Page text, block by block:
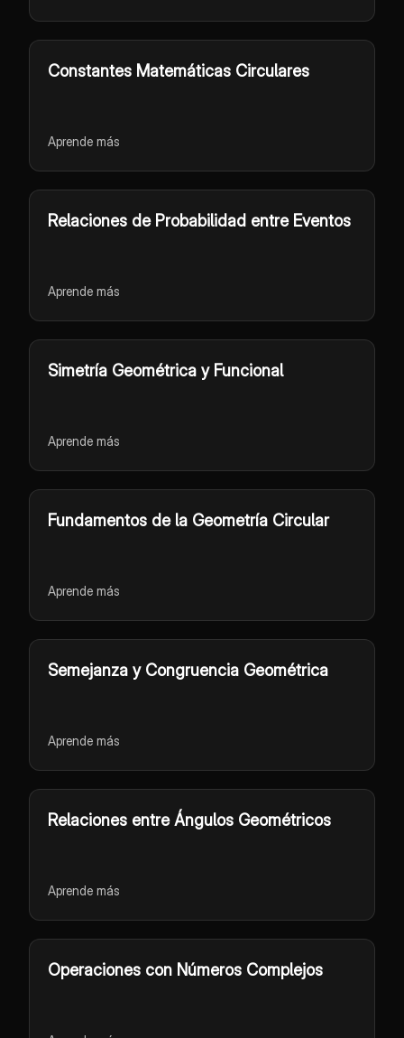
Constantes Matemáticas Circulares
Aprende más
Relaciones de Probabilidad entre Eventos
Aprende más
Simetría Geométrica y Funcional
Aprende más
Fundamentos de la Geometría Circular
Aprende más
Semejanza y Congruencia Geométrica
Aprende más
Relaciones entre Ángulos Geométricos
Aprende más
Operaciones con Números Complejos